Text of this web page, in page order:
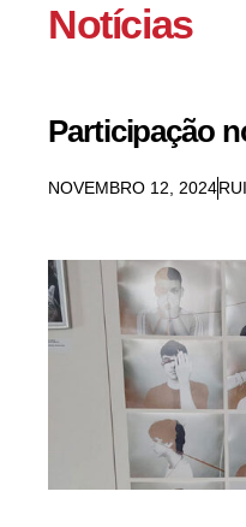
Notícias
Participação
NOVEMBRO 12, 2024